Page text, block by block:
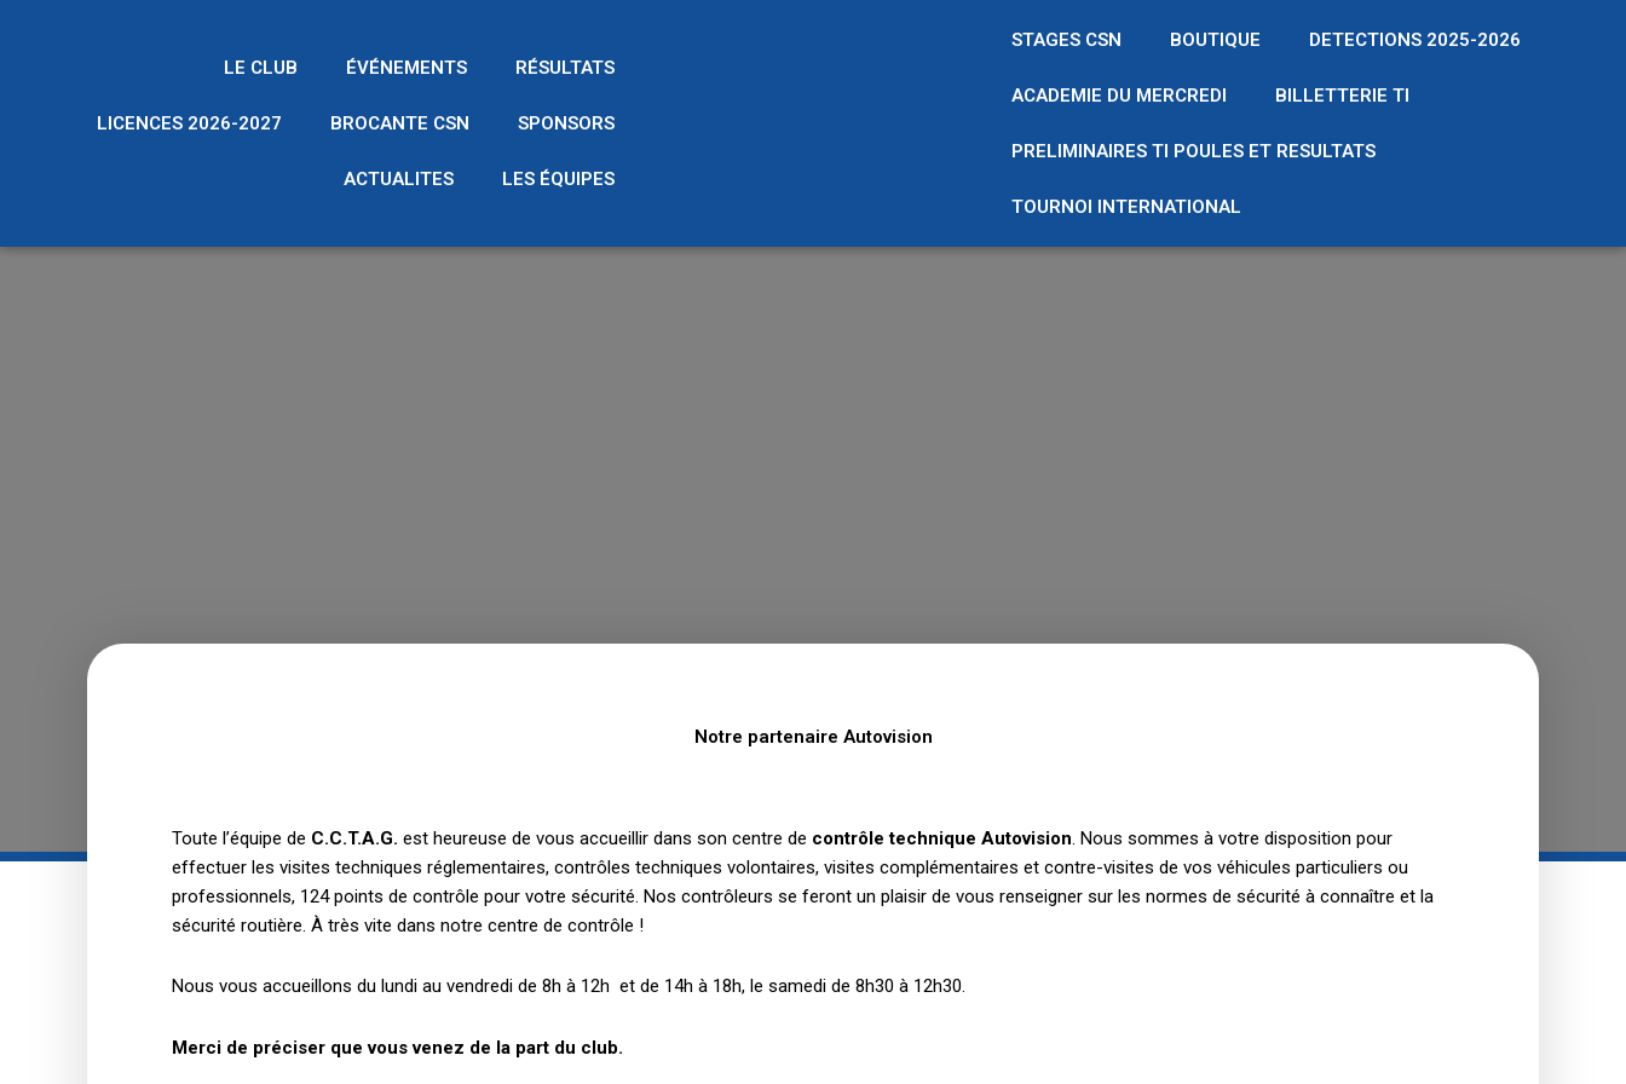
LE CLUB ÉVÉNEMENTS RÉSULTATS
LICENCES 2026-2027 BROCANTE CSN SPONSORS
ACTUALITES LES ÉQUIPES
STAGES CSN BOUTIQUE DETECTIONS 2025-2026
ACADEMIE DU MERCREDI BILLETTERIE TI
PRELIMINAIRES TI POULES ET RESULTATS
TOURNOI INTERNATIONAL
Notre partenaire Autovision
Toute l’équipe de C.C.T.A.G. est heureuse de vous accueillir dans son centre de contrôle technique Autovision. Nous sommes à votre disposition pour
effectuer les visites techniques réglementaires, contrôles techniques volontaires, visites complémentaires et contre-visites de vos véhicules particuliers ou
professionnels, 124 points de contrôle pour votre sécurité. Nos contrôleurs se feront un plaisir de vous renseigner sur les normes de sécurité à connaître et la
sécurité routière. À très vite dans notre centre de contrôle !
Nous vous accueillons du lundi au vendredi de 8h à 12h et de 14h à 18h, le samedi de 8h30 à 12h30.
Merci de préciser que vous venez de la part du club.